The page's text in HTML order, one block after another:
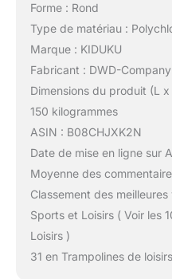
Forme : Rond
Type de matériau :
Marque : KIDUKU
Fabricant : DWD-Company
Dimensions du produit (L
150 kilogrammes
ASIN : B08CHJXK2N
Date de mise en ligne sur
Moyenne des
Classement des
Sports et Loisirs ( Voir les
Loisirs )
31 en Trampolines de loisirs